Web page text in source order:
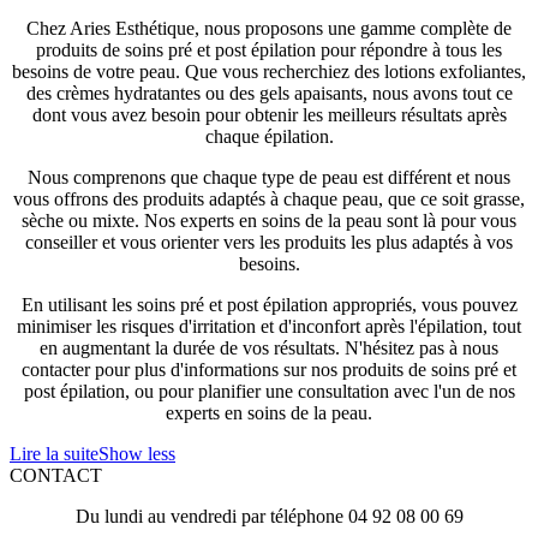
Chez Aries Esthétique, nous proposons une gamme complète de
produits de soins pré et post épilation pour répondre à tous les
besoins de votre peau. Que vous recherchiez des lotions exfoliantes,
des crèmes hydratantes ou des gels apaisants, nous avons tout ce
dont vous avez besoin pour obtenir les meilleurs résultats après
chaque épilation.
Nous comprenons que chaque type de peau est différent et nous
vous offrons des produits adaptés à chaque peau, que ce soit grasse,
sèche ou mixte. Nos experts en soins de la peau sont là pour vous
conseiller et vous orienter vers les produits les plus adaptés à vos
besoins.
En utilisant les soins pré et post épilation appropriés, vous pouvez
minimiser les risques d'irritation et d'inconfort après l'épilation, tout
en augmentant la durée de vos résultats. N'hésitez pas à nous
contacter pour plus d'informations sur nos produits de soins pré et
post épilation, ou pour planifier une consultation avec l'un de nos
experts en soins de la peau.
Lire la suiteShow less
CONTACT
Du lundi au vendredi par téléphone 04 92 08 00 69